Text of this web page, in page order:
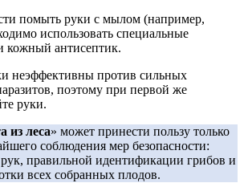
помыть руки с мылом (например,
использовать специальные
кожный антисептик.
неэффективны против сильных
поэтому при первой же
руки.
из леса» может принести пользу только
соблюдения мер безопасности:
правильной идентификации грибов и
всех собранных плодов.